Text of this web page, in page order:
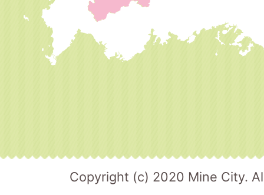
Copyright (c) 2020 Mine City.